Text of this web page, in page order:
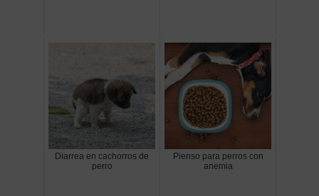
Diarrea en cachorros de
perro
Pienso para perros con
anemia